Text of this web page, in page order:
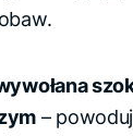
–